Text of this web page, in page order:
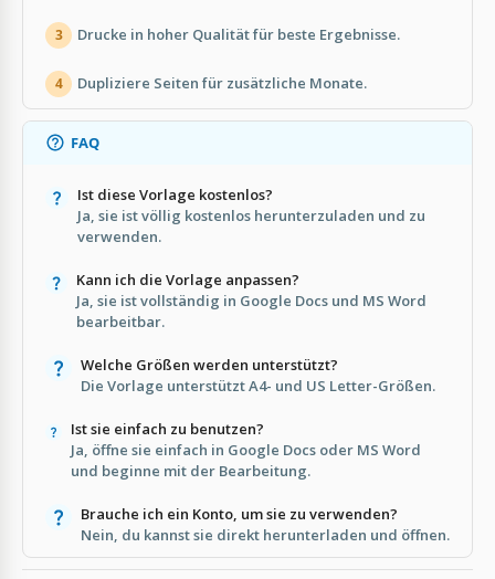
3 Drucke in hoher Qualität für beste Ergebnisse.
4 Dupliziere Seiten für zusätzliche Monate.
FAQ
Ist diese Vorlage kostenlos?
Ja, sie ist völlig kostenlos herunterzuladen und zu
verwenden.
Kann ich die Vorlage anpassen?
Ja, sie ist vollständig in Google Docs und MS Word
bearbeitbar.
Welche Größen werden unterstützt?
Die Vorlage unterstützt A4- und US Letter-Größen.
Ist sie einfach zu benutzen?
Ja, öffne sie einfach in Google Docs oder MS Word
und beginne mit der Bearbeitung.
Brauche ich ein Konto, um sie zu verwenden?
Nein, du kannst sie direkt herunterladen und öffnen.